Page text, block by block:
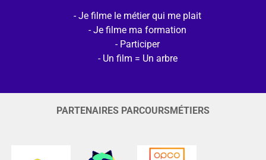
Je filme le métier qui me plait
Je filme ma formation
Participer
Un film = Un arbre
PARTENAIRES PARCOURSMÉTIERS